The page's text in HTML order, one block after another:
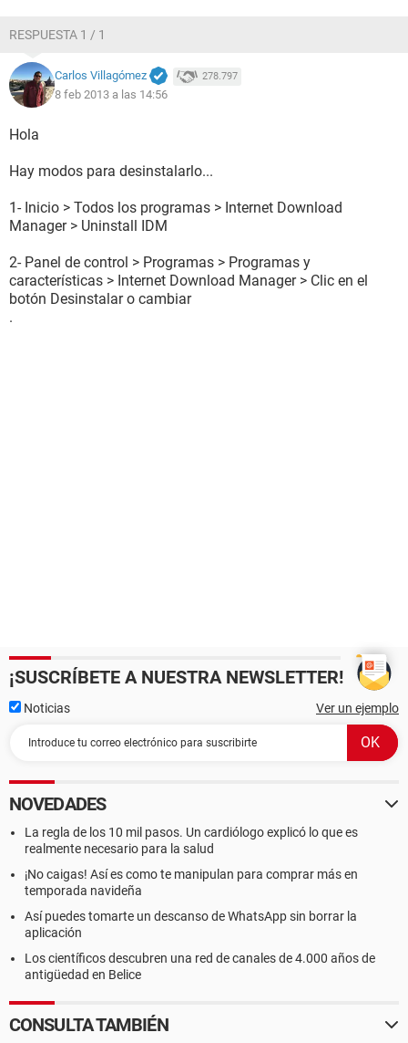
RESPUESTA 1 / 1
Carlos Villagómez 278.797
8 feb 2013 a las 14:56
Hola
Hay modos para desinstalarlo...
1- Inicio > Todos los programas > Internet Download
Manager > Uninstall IDM
2- Panel de control > Programas > Programas y
características > Internet Download Manager > Clic en el
botón Desinstalar o cambiar
.
¡SUSCRÍBETE A NUESTRA NEWSLETTER!
Noticias Ver un ejemplo
NOVEDADES
La regla de los 10 mil pasos. Un cardiólogo explicó lo que es
realmente necesario para la salud
¡No caigas! Así es como te manipulan para comprar más en
temporada navideña
Así puedes tomarte un descanso de WhatsApp sin borrar la
aplicación
Los científicos descubren una red de canales de 4.000 años de
antigüedad en Belice
CONSULTA TAMBIÉN